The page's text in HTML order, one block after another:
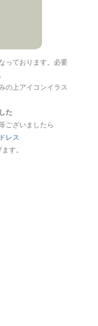
っております。必要
の上アイコンイラス
た
ございましたら
レス
す。